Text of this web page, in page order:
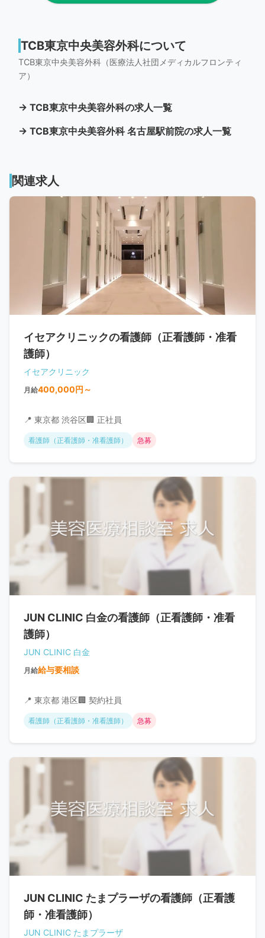
TCB東京中央美容外科について
TCB東京中央美容外科（医療法人社団メディカルフロンティ
ア）
→ TCB東京中央美容外科の求人一覧
→ TCB東京中央美容外科 名古屋駅前院の求人一覧
関連求人
イセアクリニックの看護師（正看護師・准看
護師）
イセアクリニック
月給400,000円～
📍 東京都 渋谷区🏢 正社員
看護師（正看護師・准看護師） 急募
JUN CLINIC 白金の看護師（正看護師・准看
護師）
JUN CLINIC 白金
月給給与要相談
📍 東京都 港区🏢 契約社員
看護師（正看護師・准看護師） 急募
JUN CLINIC たまプラーザの看護師（正看護
師・准看護師）
JUN CLINIC たまプラーザ